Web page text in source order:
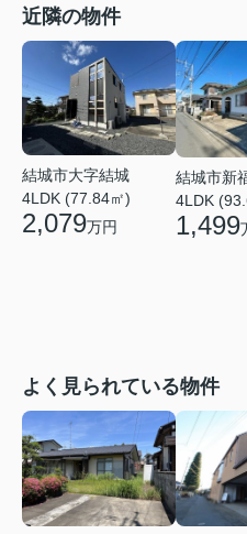
近隣の物件
結城市大字結城
4LDK (77.84㎡)
2,079万円
結城市新
4LDK
1,499
よく見られている物件